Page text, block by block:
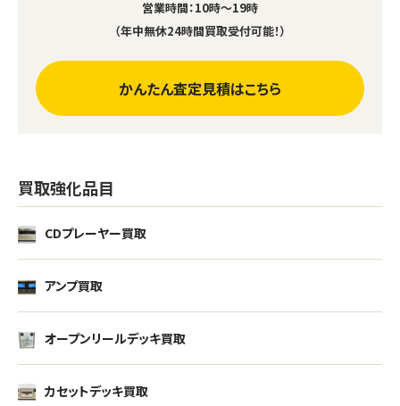
営業時間：10時～19時
（年中無休24時間買取受付可能！）
かんたん査定見積はこちら
買取強化品目
CDプレーヤー買取
アンプ買取
オープンリールデッキ買取
カセットデッキ買取